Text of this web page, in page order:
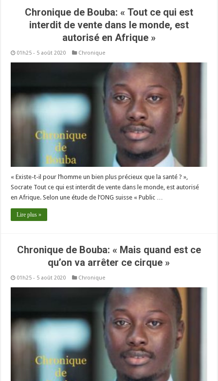
Chronique de Bouba: « Tout ce qui est
interdit de vente dans le monde, est
autorisé en Afrique »
01h25 - 5 août 2020 Chronique
« Existe-t-il pour l’homme un bien plus précieux que la santé ? »,
Socrate Tout ce qui est interdit de vente dans le monde, est autorisé
en Afrique. Selon une étude de l’ONG suisse « Public …
Lire plus »
Chronique de Bouba: « Mais quand est ce
qu’on va arrêter ce cirque »
01h25 - 5 août 2020 Chronique